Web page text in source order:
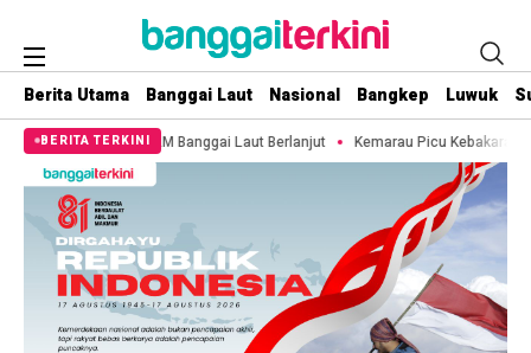
Berita Utama Banggai Laut Nasional Bangkep Luwuk
BERITA TERKINI
Banggai Laut Berlanjut Kemarau Picu Kebakaran, 11 Hektare Lahan di